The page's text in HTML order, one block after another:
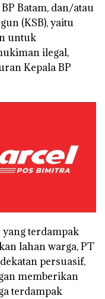
Batam, dan/atau
(KSB), yaitu
untuk
ilegal,
Kepala BP
terdampak
lahan warga, PT
persuasif,
memberikan
terdampak